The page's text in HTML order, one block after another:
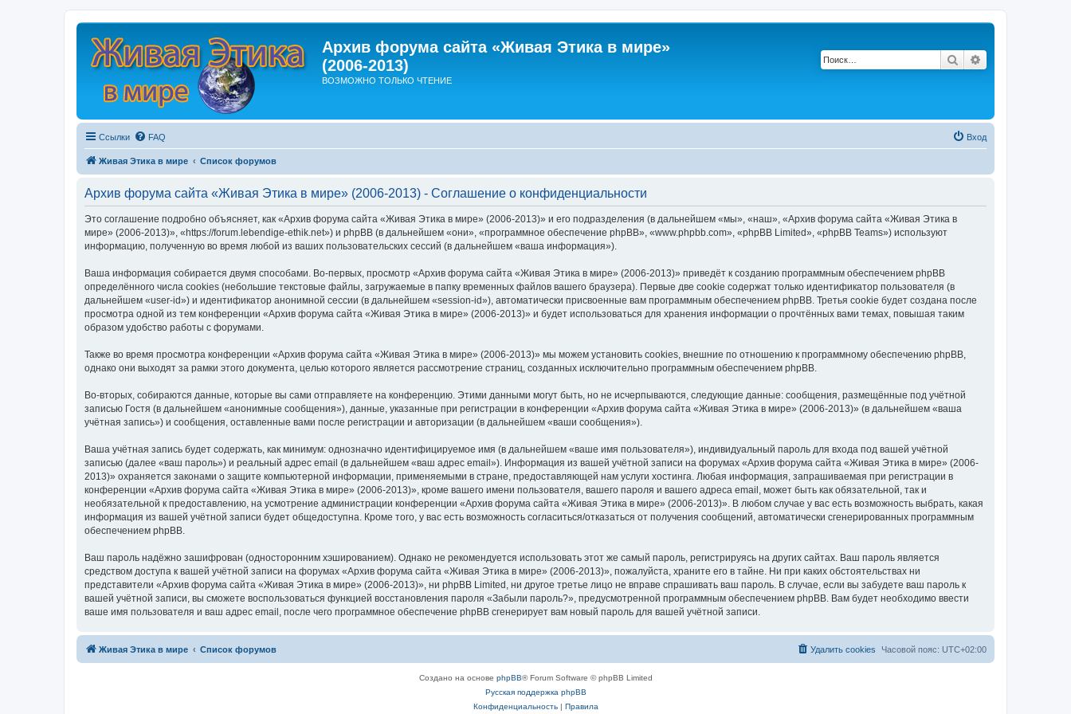
Архив форума сайта «Живая Этика в мире»
(2006-2013)
ВОЗМОЖНО ТОЛЬКО ЧТЕНИЕ
Поиск
Ссылки FAQ Вход
Живая Этика в мире Список форумов
Архив форума сайта «Живая Этика в мире» (2006-2013) - Соглашение о конфиденциальности
Это соглашение подробно объясняет, как «Архив форума сайта «Живая Этика в мире» (2006-2013)» и его подразделения (в дальнейшем «мы», «наш», «Архив форума сайта «Живая Этика в
мире» (2006-2013)», «https://forum.lebendige-ethik.net») и phpBB (в дальнейшем «они», «программное обеспечение phpBB», «www.phpbb.com», «phpBB Limited», «phpBB Teams») используют
информацию, полученную во время любой из ваших пользовательских сессий (в дальнейшем «ваша информация»).
Ваша информация собирается двумя способами. Во-первых, просмотр «Архив форума сайта «Живая Этика в мире» (2006-2013)» приведёт к созданию программным обеспечением phpBB
определённого числа cookies (небольшие текстовые файлы, загружаемые в папку временных файлов вашего браузера). Первые две cookie содержат только идентификатор пользователя (в
дальнейшем «user-id») и идентификатор анонимной сессии (в дальнейшем «session-id»), автоматически присвоенные вам программным обеспечением phpBB. Третья cookie будет создана после
просмотра одной из тем конференции «Архив форума сайта «Живая Этика в мире» (2006-2013)» и будет использоваться для хранения информации о прочтённых вами темах, повышая таким
образом удобство работы с форумами.
Также во время просмотра конференции «Архив форума сайта «Живая Этика в мире» (2006-2013)» мы можем установить cookies, внешние по отношению к программному обеспечению phpBB,
однако они выходят за рамки этого документа, целью которого является рассмотрение страниц, созданных исключительно программным обеспечением phpBB.
Во-вторых, собираются данные, которые вы сами отправляете на конференцию. Этими данными могут быть, но не исчерпываются, следующие данные: сообщения, размещённые под учётной
записью Гостя (в дальнейшем «анонимные сообщения»), данные, указанные при регистрации в конференции «Архив форума сайта «Живая Этика в мире» (2006-2013)» (в дальнейшем «ваша
учётная запись») и сообщения, оставленные вами после регистрации и авторизации (в дальнейшем «ваши сообщения»).
Ваша учётная запись будет содержать, как минимум: однозначно идентифицируемое имя (в дальнейшем «ваше имя пользователя»), индивидуальный пароль для входа под вашей учётной
записью (далее «ваш пароль») и реальный адрес email (в дальнейшем «ваш адрес email»). Информация из вашей учётной записи на форумах «Архив форума сайта «Живая Этика в мире» (2006-
2013)» охраняется законами о защите компьютерной информации, применяемыми в стране, предоставляющей нам услуги хостинга. Любая информация, запрашиваемая при регистрации в
конференции «Архив форума сайта «Живая Этика в мире» (2006-2013)», кроме вашего имени пользователя, вашего пароля и вашего адреса email, может быть как обязательной, так и
необязательной к предоставлению, на усмотрение администрации конференции «Архив форума сайта «Живая Этика в мире» (2006-2013)». В любом случае у вас есть возможность выбрать, какая
информация из вашей учётной записи будет общедоступна. Кроме того, у вас есть возможность согласиться/отказаться от получения сообщений, автоматически сгенерированных программным
обеспечением phpBB.
Ваш пароль надёжно зашифрован (односторонним хэшированием). Однако не рекомендуется использовать этот же самый пароль, регистрируясь на других сайтах. Ваш пароль является
средством доступа к вашей учётной записи на форумах «Архив форума сайта «Живая Этика в мире» (2006-2013)», пожалуйста, храните его в тайне. Ни при каких обстоятельствах ни
представители «Архив форума сайта «Живая Этика в мире» (2006-2013)», ни phpBB Limited, ни другое третье лицо не вправе спрашивать ваш пароль. В случае, если вы забудете ваш пароль к
вашей учётной записи, вы сможете воспользоваться функцией восстановления пароля «Забыли пароль?», предусмотренной программным обеспечением phpBB. Вам будет необходимо ввести
ваше имя пользователя и ваш адрес email, после чего программное обеспечение phpBB сгенерирует вам новый пароль для вашей учётной записи.
Живая Этика в мире Список форумов Часовой пояс: UTC+02:00
Удалить cookies
Создано на основе phpBB® Forum Software © phpBB Limited
Русская поддержка phpBB
Конфиденциальность| Правила